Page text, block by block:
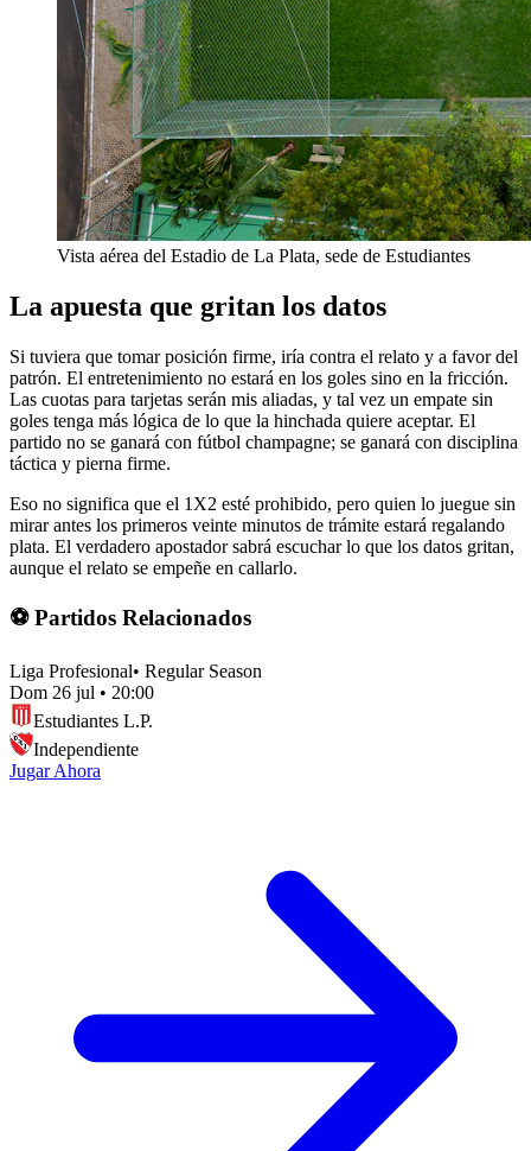
Vista aérea del Estadio de La Plata, sede de Estudiantes
La apuesta que gritan los datos
Si tuviera que tomar posición firme, iría contra el relato y a favor del
patrón. El entretenimiento no estará en los goles sino en la fricción.
Las cuotas para tarjetas serán mis aliadas, y tal vez un empate sin
goles tenga más lógica de lo que la hinchada quiere aceptar. El
partido no se ganará con fútbol champagne; se ganará con disciplina
táctica y pierna firme.
Eso no significa que el 1X2 esté prohibido, pero quien lo juegue sin
mirar antes los primeros veinte minutos de trámite estará regalando
plata. El verdadero apostador sabrá escuchar lo que los datos gritan,
aunque el relato se empeñe en callarlo.
⚽ Partidos Relacionados
Liga Profesional• Regular Season
Dom 26 jul • 20:00
Estudiantes L.P.
Independiente
Jugar Ahora